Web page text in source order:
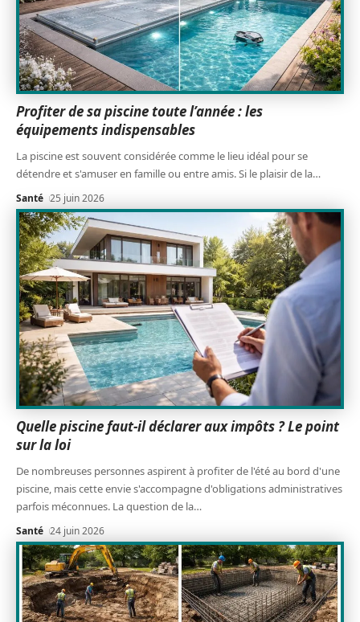
Profiter de sa piscine toute l’année : les
équipements indispensables
La piscine est souvent considérée comme le lieu idéal pour se
détendre et s'amuser en famille ou entre amis. Si le plaisir de la…
Santé 25 juin 2026
Quelle piscine faut-il déclarer aux impôts ? Le point
sur la loi
De nombreuses personnes aspirent à profiter de l'été au bord d'une
piscine, mais cette envie s'accompagne d'obligations administratives
parfois méconnues. La question de la…
Santé 24 juin 2026